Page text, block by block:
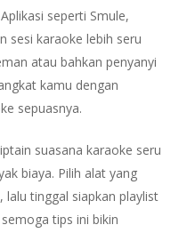
seperti Smule,
sesi karaoke lebih seru
atau bahkan penyanyi
kamu dengan
sepuasnya.
suasana karaoke seru
biaya. Pilih alat yang
lalu tinggal siapkan playlist
tips ini bikin